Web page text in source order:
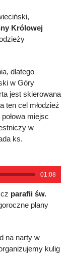
Królowej
dlatego
w Góry
jest skierowana
ten cel młodzież
miejsc
w
ks.
01:08
parafii św.
plany
na narty w
kulig